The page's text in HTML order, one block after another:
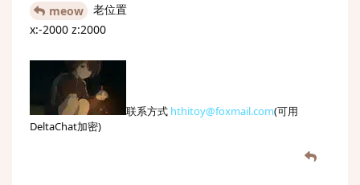
meow
老位置
x:-2000 z:2000
联系方式 hthitoy@foxmail.com(可用
DeltaChat加密)